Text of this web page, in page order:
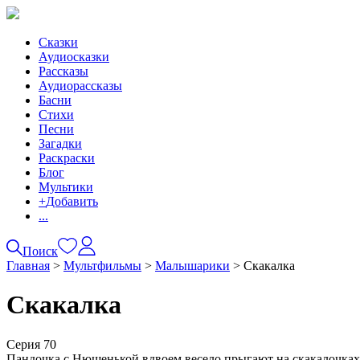
Сказки
Аудиосказки
Рассказы
Аудиорассказы
Басни
Стихи
Песни
Загадки
Раскраски
Блог
Мультики
+Добавить
...
Поиск
Главная > Мультфильмы > Малышарики > Скакалка
Скакалка
Серия 70